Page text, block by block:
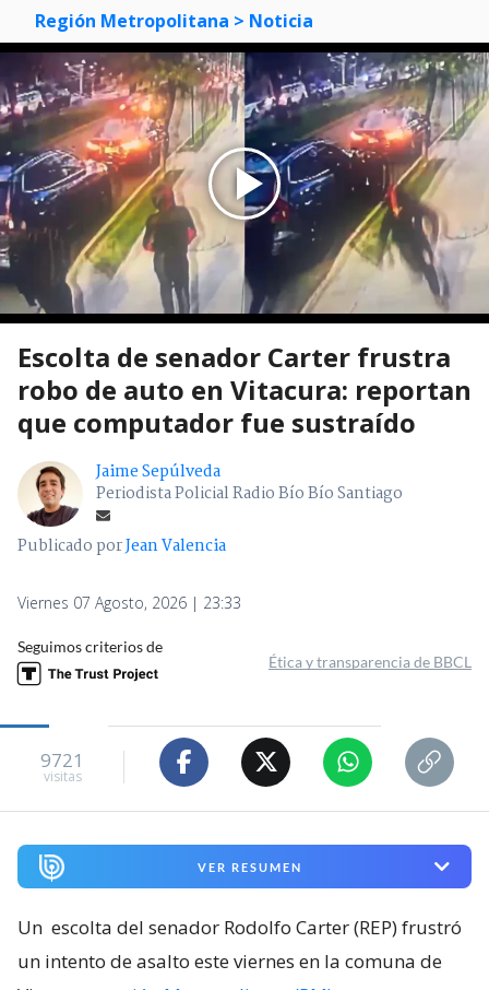
Mostrar Comentarios
Región Metropolitana > Noticia
Escolta de senador Carter frustra
robo de auto en Vitacura: reportan
Periodista Policial Radio Bío Bío Santiago
Viernes 07 Agosto, 2026 | 23:33
visitas